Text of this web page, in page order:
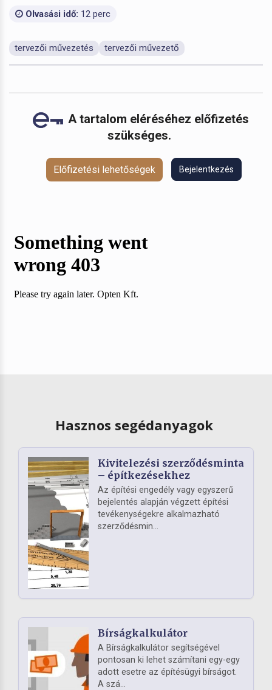
Olvasási idő: 12 perc
tervezői művezetés tervezői művezető
A tartalom eléréséhez előfizetés
szükséges.
Előfizetési lehetőségek Bejelentkezés
Hasznos segédanyagok
Kivitelezési szerződésminta
– építkezésekhez
Az építési engedély vagy egyszerű
bejelentés alapján végzett építési
tevékenységekre alkalmazható
szerződésmin...
Bírságkalkulátor
A Bírságkalkulátor segítségével
pontosan ki lehet számítani egy-egy
adott esetre az építésügyi bírságot.
A szá...